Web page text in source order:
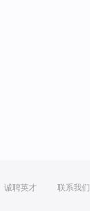
诚聘英才 联系我们